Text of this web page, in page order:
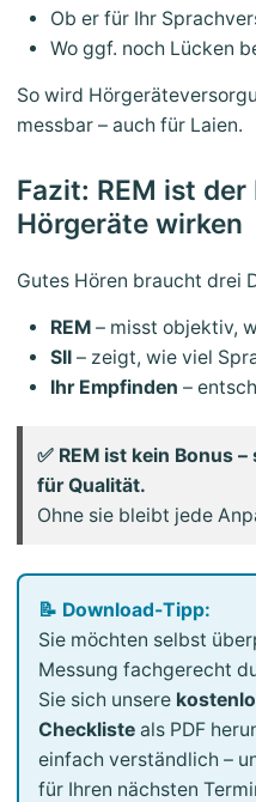
Ob er für Ihr
Wo ggf. noch Lücken
So wird
messbar – auch für Laien.
Fazit: REM ist der
Hörgeräte wirken
Gutes Hören braucht drei
REM – misst objektiv,
SII – zeigt, wie viel
Ihr Empfinden –
✅ REM ist kein Bonus
für Qualität.
Ohne sie bleibt jede
📝 Download-Tipp:
Sie möchten selbst
Messung fachgerecht
Sie sich unsere
Checkliste als PDF
einfach verständlich –
für Ihren nächsten